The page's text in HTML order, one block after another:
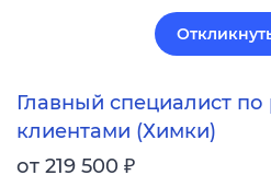
Главный специалист по
клиентами (Химки)
от 219 500 ₽